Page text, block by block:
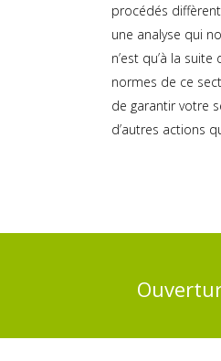
procédés
une analyse qui
n’est qu’à la
normes de ce
de garantir votre
d’autres actions